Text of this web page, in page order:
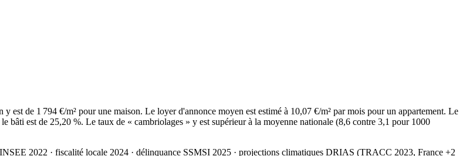
de 1 794 €/m² pour une maison. Le loyer d'annonce moyen est estimé à 10,07 €/m² par mois pour un appartement. Le
bâti est de 25,20 %. Le taux de « cambriolages » y est supérieur à la moyenne nationale (8,6 contre 3,1 pour 1000
2022 · fiscalité locale 2024 · délinquance SSMSI 2025 · projections climatiques DRIAS (TRACC 2023, France +2